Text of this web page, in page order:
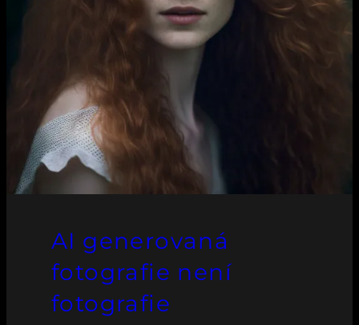
AI generovaná
fotografie není
fotografie